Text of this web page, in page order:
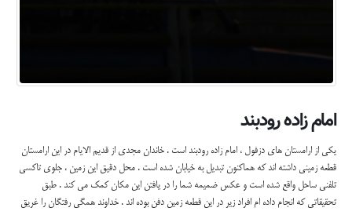
امام زاده رودبند
یکی از ارامستان های دزفول ، امام زاده رودبند است . خاندان مجدی از قدیم الایام در این ارامستان
قطعه زمینی داشته اند که هماکنون تبدیل به خیابان شده است . محل دقیق این زمین ، جلوی تاکسی
تلفنی ساحل واقع شده است و عکس ضمیمه شما را در یافتن این مکان کمک می کند . طبق
تحقیقاتی که انجام داده ام افراد زیر در این قطعه زمین دفن بوده اند . خداوند همگی رفتگان را غریق